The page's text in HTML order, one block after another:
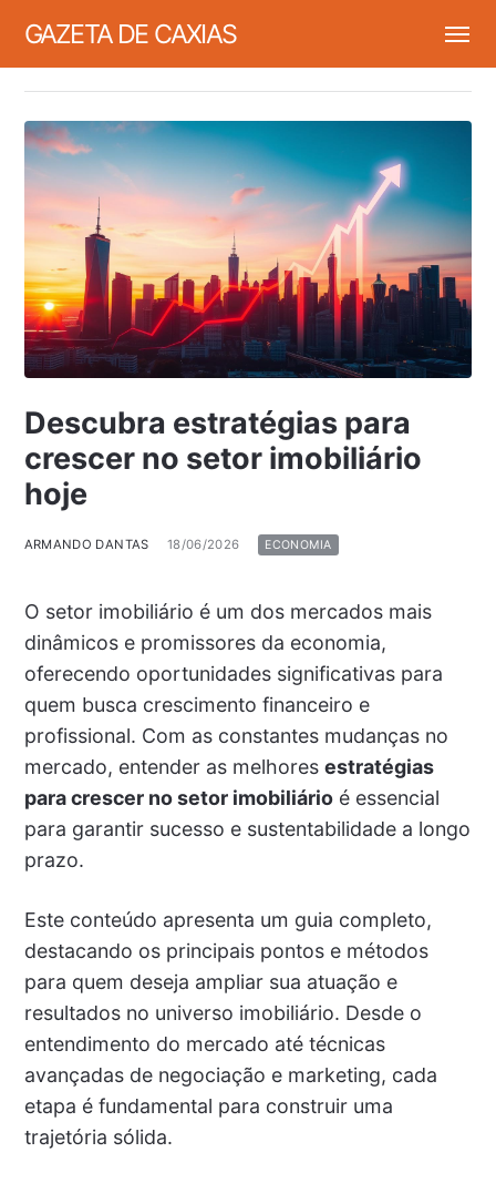
GAZETA DE CAXIAS
Descubra estratégias para
crescer no setor imobiliário
hoje
ARMANDO DANTAS 18/06/2026 ECONOMIA
O setor imobiliário é um dos mercados mais
dinâmicos e promissores da economia,
oferecendo oportunidades significativas para
quem busca crescimento financeiro e
profissional. Com as constantes mudanças no
mercado, entender as melhores estratégias
para crescer no setor imobiliárioé essencial
para garantir sucesso e sustentabilidade a longo
prazo.
Este conteúdo apresenta um guia completo,
destacando os principais pontos e métodos
para quem deseja ampliar sua atuação e
resultados no universo imobiliário. Desde o
entendimento do mercado até técnicas
avançadas de negociação e marketing, cada
etapa é fundamental para construir uma
trajetória sólida.